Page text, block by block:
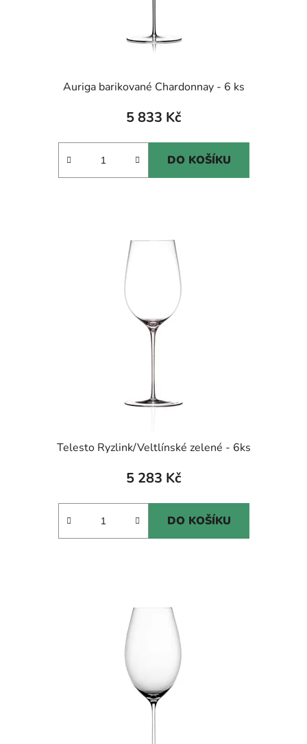
Auriga barikované Chardonnay - 6 ks
5 833 Kč
DO KOŠÍKU
Telesto Ryzlink/Veltlínské zelené - 6ks
5 283 Kč
DO KOŠÍKU